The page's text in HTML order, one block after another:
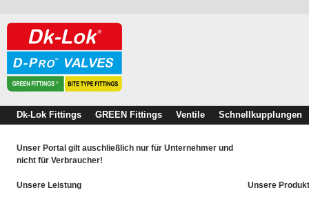
Dk-Lok Fittings GREEN Fittings Ventile Schnellkupplungen
Unser Portal gilt auschließlich nur für Unternehmer und
nicht für Verbraucher!
Unsere Leistung Unsere